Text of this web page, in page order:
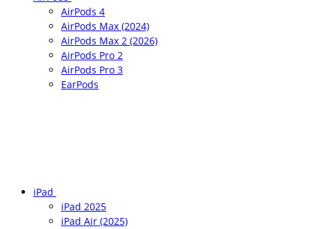
AirPods 4
AirPods Max (2024)
AirPods Max 2 (2026)
AirPods Pro 2
AirPods Pro 3
EarPods
iPad
iPad 2025
iPad Air (2025)